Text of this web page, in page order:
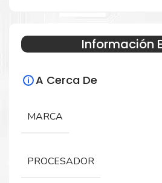
DESCRIPCION
MARCA LENOVO
PART NUMBER 82YU00X6LM
PANTALLA15.6 PULG FHD TN
MAXIMA 1920 x 1080 ANTI-GLARE
Información
A Cerca De
MARCA
PROCESADOR